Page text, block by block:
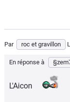
Par roc et gravillon
En réponse à
L'Aicon